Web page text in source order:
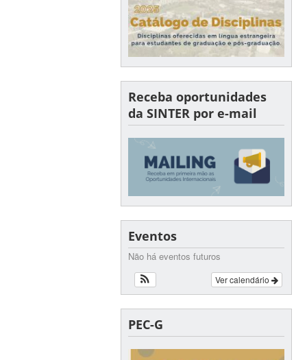
Receba oportunidades
da SINTER por e-mail
Eventos
Não há eventos futuros
Ver calendário
PEC-G